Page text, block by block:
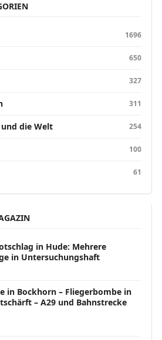
1696
650
327
311
die Welt 254
100
61
in Hude: Mehrere
in Untersuchungshaft
in Bockhorn – Fliegerbombe in
– A29 und Bahnstrecke